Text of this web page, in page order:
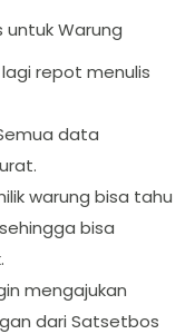
Warung
repot menulis
data
warung bisa tahu
bisa
mengajukan
dari Satsetbos